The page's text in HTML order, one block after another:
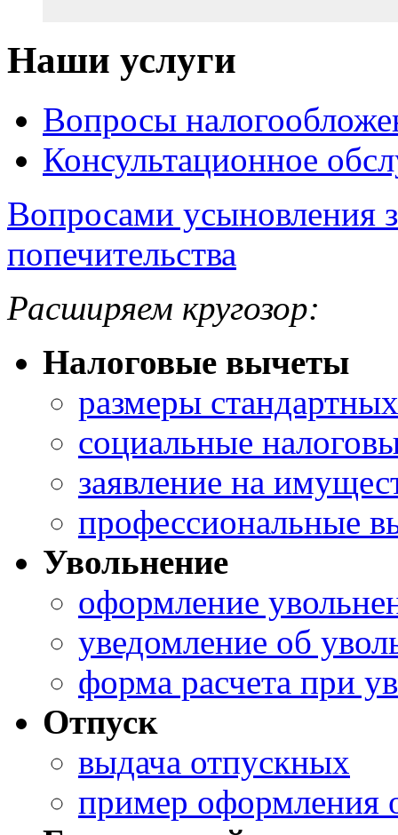
Наши услуги
Вопросы
Консультационное
Вопросами усыновления
попечительства
Расширяем кругозор:
Налоговые вычеты
размеры
социальные
заявление на
профессиональные
Увольнение
оформление
уведомление об
форма расчета при
Отпуск
выдача отпускных
пример оформления